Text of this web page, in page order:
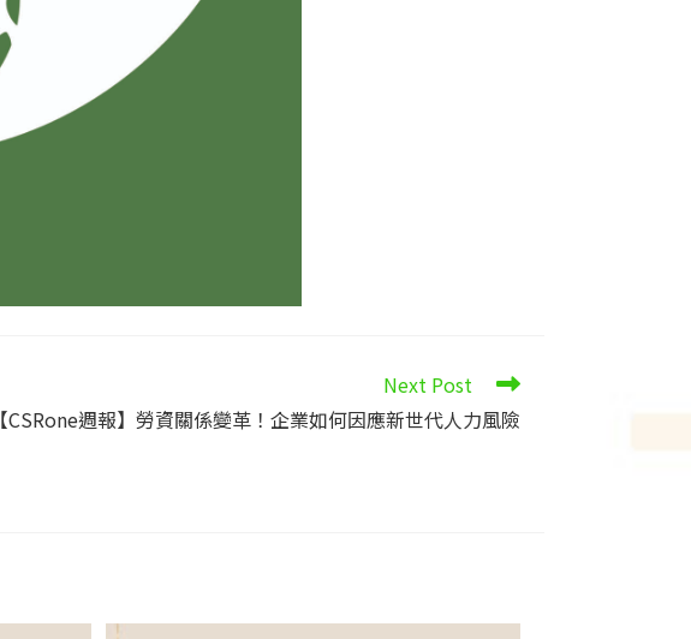
Next Post
【CSRone週報】勞資關係變革！企業如何因應新世代人力風險